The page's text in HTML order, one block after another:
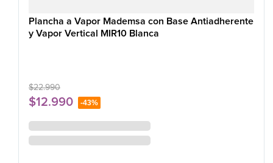
Plancha a Vapor Mademsa con Base Antiadherente
y Vapor Vertical MIR10 Blanca
$22.990
$12.990 -43%